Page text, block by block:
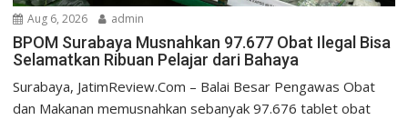
Aug 6, 2026 admin
BPOM Surabaya Musnahkan 97.677 Obat Ilegal Bisa
Selamatkan Ribuan Pelajar dari Bahaya
Surabaya, JatimReview.Com – Balai Besar Pengawas Obat
dan Makanan memusnahkan sebanyak 97.676 tablet obat